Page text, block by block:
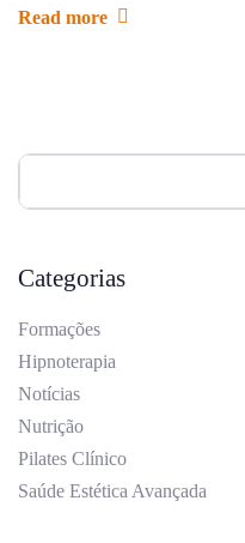
Read more
Categorias
Formações
Hipnoterapia
Notícias
Nutrição
Pilates Clínico
Saúde Estética Avançada